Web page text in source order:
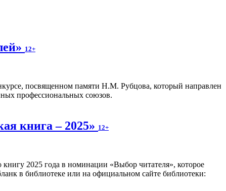
12+
посвященном памяти Н.М. Рубцова, который направлен
профессиональных союзов.
книга – 2025» 12+
2025 года в номинации «Выбор читателя», которое
в библиотеке или на официальном сайте библиотеки: